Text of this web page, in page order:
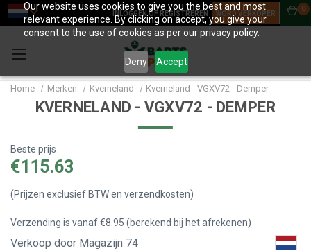
Our website uses cookies to give you the best and most
relevant experience. By clicking on accept, you give your
consent to the use of cookies as per our privacy policy.
Deny Accept
INLOGGEN OF REGISTREREN WORD VERKOPER
0
Home Merken Kverneland Kverneland - VGXV72 - Demper
KVERNELAND - VGXV72 - DEMPER
Beste prijs
€115.63
(Prijzen exclusief BTW en verzendkosten)
Verzending is vanaf €8.95 (berekend bij het afrekenen)
Verkoop door Magazijn 74